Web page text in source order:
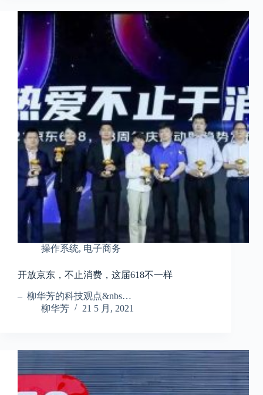
操作系统, 电子商务
开放京东，不止消费，这届618不一样
– 柳华芳的科技观点&nbs…
柳华芳
21 5 月, 2021